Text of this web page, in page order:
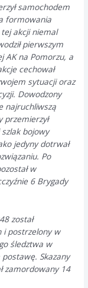
samochodem
formowania
akcji niemal
pierwszym
AK na Pomorzu, a
cechował
sytuacji oraz
Dowodzony
najruchliwszą
przemierzył
bojowy
jedyny dotrwał
Po
w
6 Brygady
został
i postrzelony w
śledztwa w
postawę. Skazany
zamordowany 14